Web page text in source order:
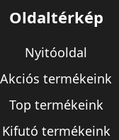
Oldaltérkép
Nyitóoldal
Akciós termékeink
Top termékeink
Kifutó termékeink